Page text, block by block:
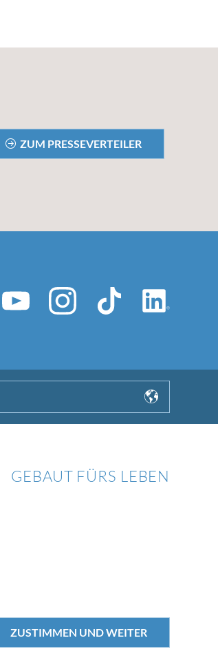
ZUM PRESSEVERTEILER
GEBAUT FÜRS LEBEN
ZUSTIMMEN UND WEITER